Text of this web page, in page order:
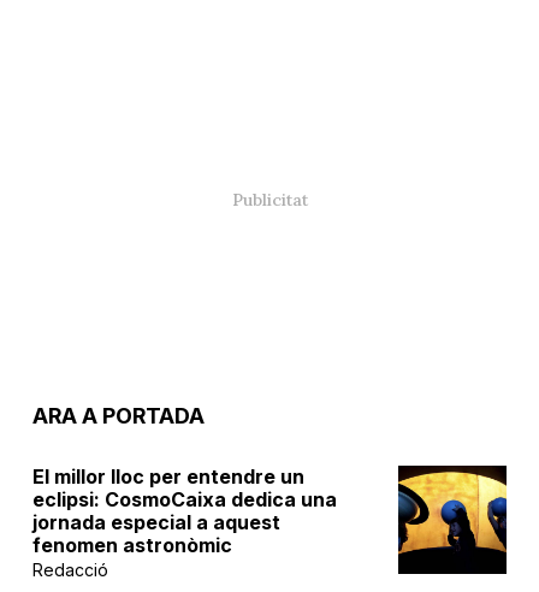
ARA A PORTADA
El millor lloc per entendre un
eclipsi: CosmoCaixa dedica una
jornada especial a aquest
fenomen astronòmic
Redacció